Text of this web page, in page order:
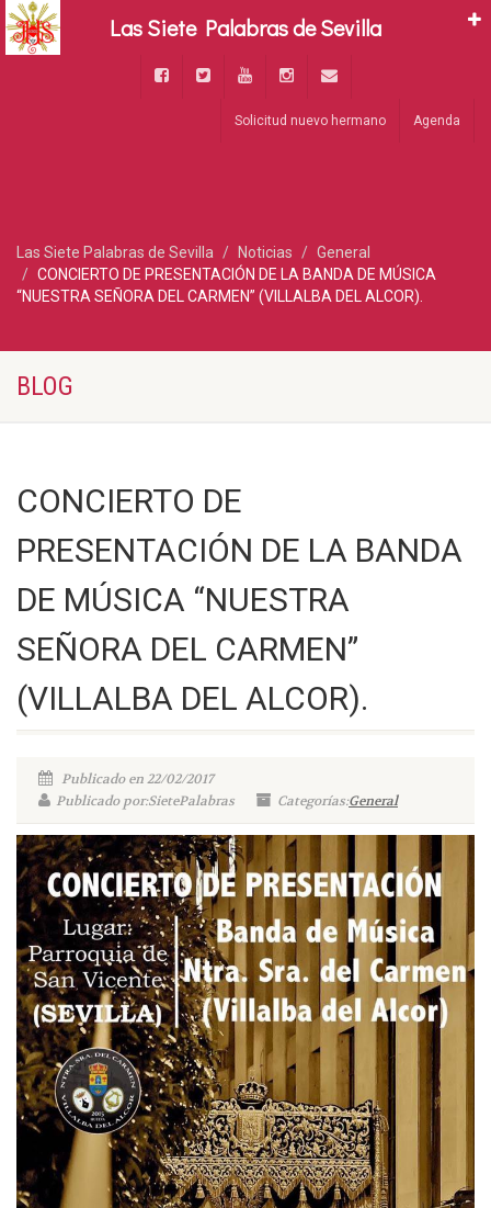
Solicitud nuevo hermano Agenda
Las Siete Palabras de Sevilla Noticias
General
CONCIERTO DE PRESENTACIÓN DE LA BANDA DE MÚSICA
“NUESTRA SEÑORA DEL CARMEN” (VILLALBA DEL ALCOR).
BLOG
CONCIERTO DE
PRESENTACIÓN DE LA BANDA
DE MÚSICA “NUESTRA
SEÑORA DEL CARMEN”
(VILLALBA DEL ALCOR).
Publicado en 22/02/2017
Publicado por:SietePalabras
Categorías:General
Las Siete Palabras de Sevilla